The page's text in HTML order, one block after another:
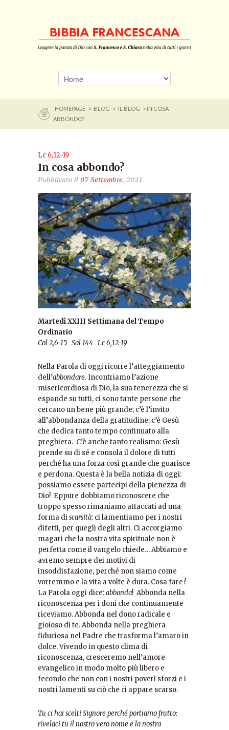
HOMEPAGE > BLOG > IL BLOG
> IN COSA
ABBONDO?
Lc 6,12-19
In cosa abbondo?
Pubblicato il 07 Settembre, 2021
Martedì XXIII Settimana del Tempo
Ordinario
Col 2,6-15 Sal 144 Lc 6,12-19
Nella Parola di oggi ricorre l’atteggiamento
dell’abbondare. Incontriamo l’azione
misericordiosa di Dio, la sua tenerezza che si
espande su tutti, ci sono tante persone che
cercano un bene più grande; c’è l’invito
all’abbondanza della gratitudine; c’è Gesù
che dedica tanto tempo continuato alla
preghiera. C’è anche tanto realismo: Gesù
prende su di sé e consola il dolore di tutti
perché ha una forza così grande che guarisce
e perdona. Questa è la bella notizia di oggi:
possiamo essere partecipi della pienezza di
Dio! Eppure dobbiamo riconoscere che
troppo spesso rimaniamo attaccati ad una
forma discarsità: ci lamentiamo per i nostri
difetti, per quegli degli altri. Ci accorgiamo
magari che la nostra vita spirituale non è
perfetta come il vangelo chiede… Abbiamo e
avremo sempre dei motivi di
insoddisfazione, perché non siamo come
vorremmo e la vita a volte è dura. Cosa fare?
La Parola oggi dice:abbonda! Abbonda nella
riconoscenza per i doni che continuamente
riceviamo. Abbonda nel dono radicale e
gioioso di te. Abbonda nella preghiera
fiduciosa nel Padre che trasforma l’amaro in
dolce. Vivendo in questo clima di
riconoscenza, cresceremo nell’amore
evangelico in modo molto più libero e
fecondo che non con i nostri poveri sforzi e i
nostri lamenti su ciò che ci appare scarso.
Tu ci hai scelti Signore perché portiamo frutto:
rivelaci tu il nostro vero nome e la nostra